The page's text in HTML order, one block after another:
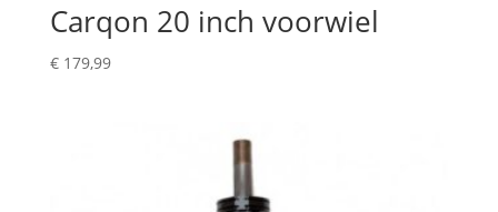
Carqon 20 inch voorwiel
€179,99